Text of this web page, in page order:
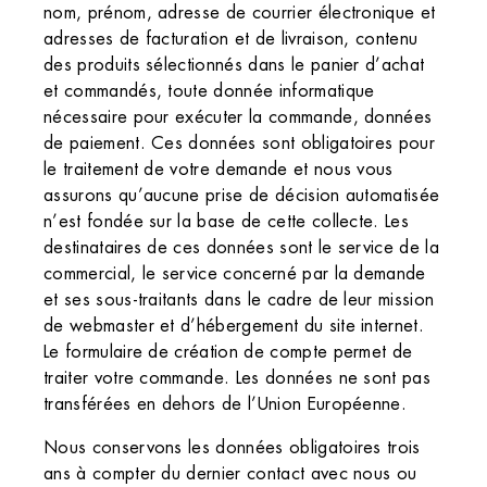
nom, prénom, adresse de courrier électronique et
adresses de facturation et de livraison, contenu
des produits sélectionnés dans le panier d’achat
et commandés, toute donnée informatique
nécessaire pour exécuter la commande, données
de paiement. Ces données sont obligatoires pour
le traitement de votre demande et nous vous
assurons qu’aucune prise de décision automatisée
n’est fondée sur la base de cette collecte. Les
destinataires de ces données sont le service de la
commercial, le service concerné par la demande
et ses sous-traitants dans le cadre de leur mission
de webmaster et d’hébergement du site internet.
Le formulaire de création de compte permet de
traiter votre commande. Les données ne sont pas
transférées en dehors de l’Union Européenne.
Nous conservons les données obligatoires trois
ans à compter du dernier contact avec nous ou